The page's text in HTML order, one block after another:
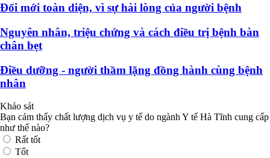
Đổi mới toàn diện, vì sự hài lòng của người bệnh
Nguyên nhân, triệu chứng và cách điều trị bệnh bàn
chân bẹt
Điều dưỡng - người thầm lặng đồng hành cùng bệnh
nhân
Khảo sát
Bạn cảm thấy chất lượng dịch vụ y tế do ngành Y tế Hà Tĩnh cung cấp
như thế nào?
Rất tốt
Tốt